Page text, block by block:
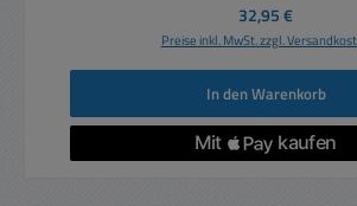
Regulärer Preis:
32,95 €
Preise inkl. MwSt. zzgl.
In den Warenkorb